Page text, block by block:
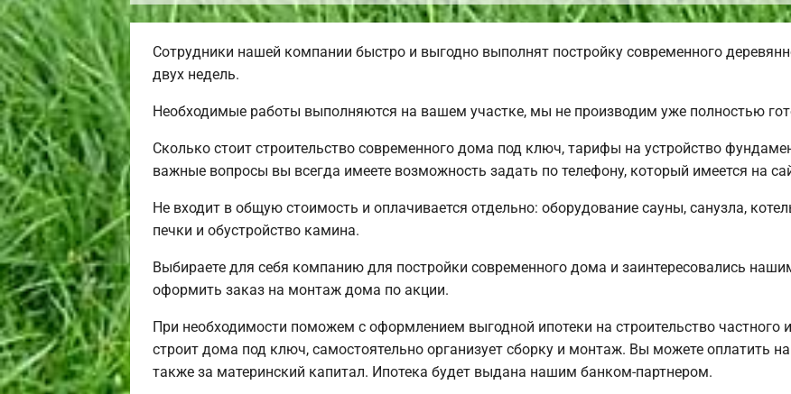
Сотрудники нашей компании быстро и выгодно выполнят постройку современного
двух недель.
Необходимые работы выполняются на вашем участке, мы не производим уже полностью
Сколько стоит строительство современного дома под ключ, тарифы на устройство
важные вопросы вы всегда имеете возможность задать по телефону, который имеется на
Не входит в общую стоимость и оплачивается отдельно: оборудование сауны, санузла,
печки и обустройство камина.
Выбираете для себя компанию для постройки современного дома и заинтересовались
оформить заказ на монтаж дома по акции.
При необходимости поможем с оформлением выгодной ипотеки на строительство
строит дома под ключ, самостоятельно организует сборку и монтаж. Вы можете оплатить
также за материнский капитал. Ипотека будет выдана нашим банком-партнером.